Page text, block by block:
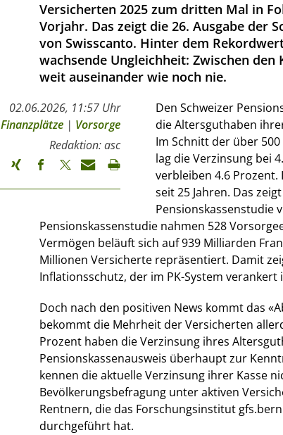
Versicherten 2025 zum dritten Mal in
Vorjahr. Das zeigt die 26. Ausgabe der
von Swisscanto. Hinter dem
wachsende Ungleichheit: Zwischen den
weit auseinander wie noch nie.
02.06.2026, 11:57 Uhr
Finanzplätze | Vorsorge
Redaktion: asc
Den Schweizer
die Altersguthaben
Im Schnitt der über
lag die Verzinsung bei
verbleiben 4.6 Prozent.
seit 25 Jahren. Das
Pensionskassenstudie
Pensionskassenstudie nahmen 528
Vermögen beläuft sich auf 939 Milliarden
Millionen Versicherte repräsentiert. Damit
Inflationsschutz, der im PK-System verankert
Doch nach den positiven News kommt das
bekommt die Mehrheit der Versicherten
Prozent haben die Verzinsung ihres
Pensionskassenausweis überhaupt zur
kennen die aktuelle Verzinsung ihrer Kasse
Bevölkerungsbefragung unter aktiven
Rentnern, die das Forschungsinstitut
durchgeführt hat.